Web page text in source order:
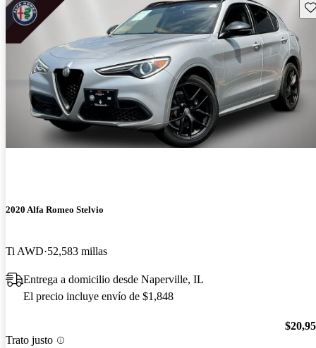
2020 Alfa Romeo Stelvio
Ti AWD 52,583 millas
Entrega a domicilio desde Naperville, IL
El precio incluye envío de $1,848
Trato justo